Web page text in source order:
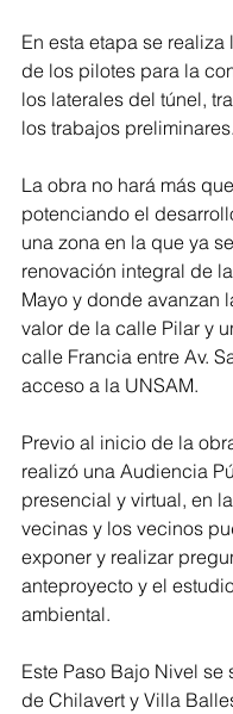
En esta etapa se
de los pilotes para la
los laterales del túnel,
los trabajos preliminares.
La obra no hará más
potenciando el
una zona en la que ya
renovación integral de
Mayo y donde avanzan
valor de la calle Pilar y
calle Francia entre Av.
acceso a la UNSAM.
Previo al inicio de la
realizó una Audiencia
presencial y virtual, en
vecinas y los vecinos
exponer y realizar
anteproyecto y el
ambiental.
Este Paso Bajo Nivel se
de Chilavert y Villa